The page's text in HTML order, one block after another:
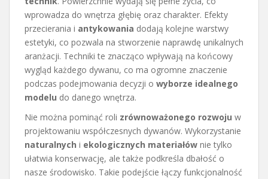
wprowadza do wnętrza głębię oraz charakter. Efekty
przecierania i antykowania dodają kolejne warstwy
estetyki, co pozwala na stworzenie naprawdę unikalnych
aranżacji. Techniki te znacząco wpływają na końcowy
wygląd każdego dywanu, co ma ogromne znaczenie
podczas podejmowania decyzji o wyborze idealnego
modelu do danego wnętrza.
Nie można pominąć roli zrównoważonego rozwoju w
projektowaniu współczesnych dywanów. Wykorzystanie
naturalnych i ekologicznych materiałów nie tylko
ułatwia konserwację, ale także podkreśla dbałość o
nasze środowisko. Takie podejście łączy funkcjonalność